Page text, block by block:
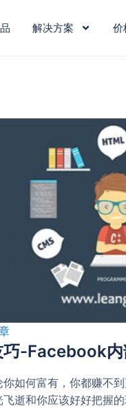
解决方案 价
-Facebook
如何富有，你都赚不
逝和你应该好好把握